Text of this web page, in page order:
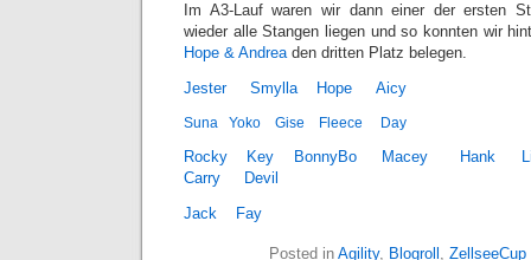
Im A3-Lauf waren wir dann einer der ersten
wieder alle Stangen liegen und so konnten wir
Hope & Andrea den dritten Platz belegen.
Jester
Smylla Hope Aicy
Suna Yoko Gise Fleece Day
Rocky Key BonnyBo Macey Hank
Carry
Devil
Jack
Fay
Posted in Agility, Blogroll , ZellseeCup